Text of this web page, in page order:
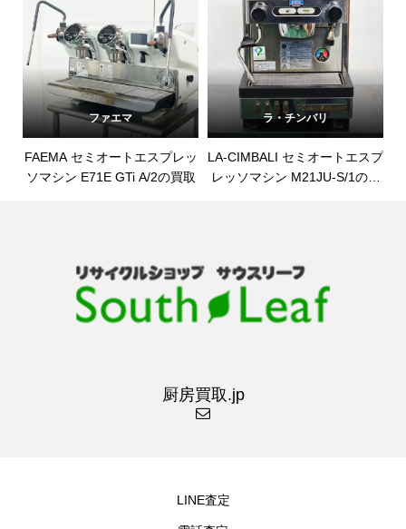
ファエマ
FAEMA セミオートエスプレッ
ソマシン E71E GTi A/2の買取
ラ・チンバリ
LA-CIMBALI セミオートエスプ
レッソマシン M21JU-S/1の買
厨房買取.jp
LINE査定